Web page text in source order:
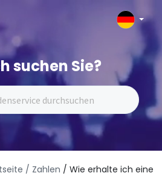
suchen Sie?
/ Zahlen / Wie erhalte ich eine